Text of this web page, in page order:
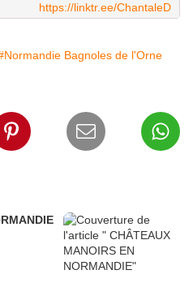
https://linktr.ee/ChantaleD
Bagnoles de l'Orne